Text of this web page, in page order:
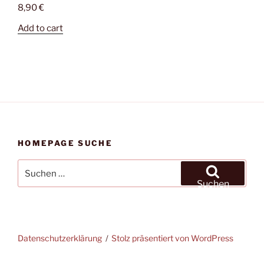
8,90€
Add to cart
HOMEPAGE SUCHE
nach:
Suchen
Datenschutzerklärung Stolz präsentiert von WordPress